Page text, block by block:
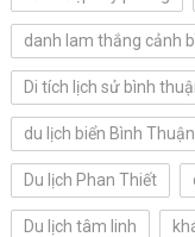
danh lam thắng cảnh
Di tích lịch sử bình
du lịch biển Bình Thuận
Du lịch Phan Thiết
Du lịch tâm linh